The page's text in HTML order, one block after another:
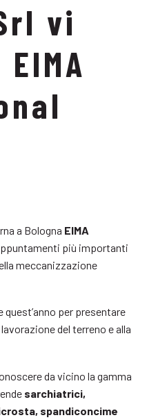
vi
a Bologna EIMA
più importanti
meccanizzazione
quest’anno per presentare
del terreno e alla
da vicino la gamma
sarchiatrici,
spandiconcime